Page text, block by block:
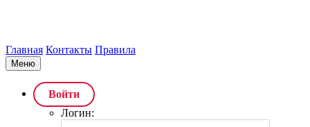
Главная Контакты Правила
Меню
Войти
Логин: